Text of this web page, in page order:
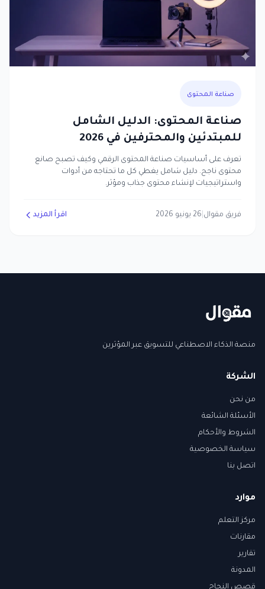
صناعة المحتوى
صناعة المحتوى: الدليل الشامل
للمبتدئين والمحترفين في 2026
تعرف على أساسيات صناعة المحتوى الرقمي وكيف تصبح صانع
محتوى ناجح. دليل شامل يغطي كل ما تحتاجه من أدوات
واستراتيجيات لإنشاء محتوى جذاب ومؤثر.
فريق مقوال 26 يونيو 2026 اقرأ المزيد
منصة الذكاء الاصطناعي للتسويق عبر المؤثرين
الشركة
من نحن
الأسئلة الشائعة
الشروط والأحكام
سياسة الخصوصية
اتصل بنا
موارد
مركز التعلم
مقارنات
تقارير
المدونة